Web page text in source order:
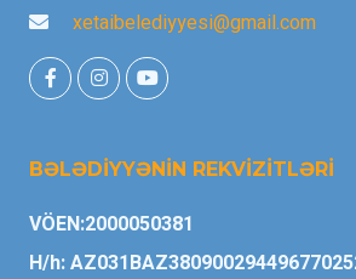
xetaibelediyyesi@gmail.com
BƏLƏDİYYƏNİN REKVİZİTLƏRİ
VÖEN:2000050381
H/h: